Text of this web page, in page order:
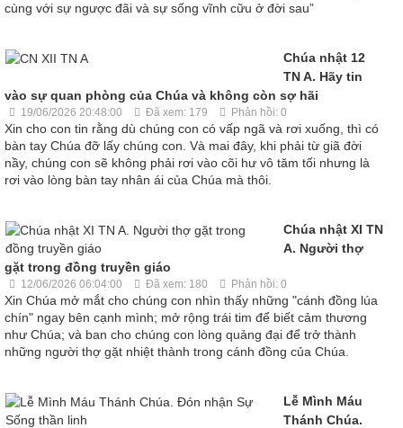
cùng với sự ngược đãi và sự sống vĩnh cữu ở đời sau”
Chúa nhật 12
TN A. Hãy tin
vào sự quan phòng của Chúa và không còn sợ hãi
19/06/2026 20:48:00 Đã xem: 179 Phản hồi: 0
Xin cho con tin rằng dù chúng con có vấp ngã và rơi xuống, thì có
bàn tay Chúa đỡ lấy chúng con. Và mai đây, khi phải từ giã đời
nầy, chúng con sẽ không phải rơi vào cõi hư vô tăm tối nhưng là
rơi vào lòng bàn tay nhân ái của Chúa mà thôi.
Chúa nhật XI TN
A. Người thợ
gặt trong đồng truyền giáo
12/06/2026 06:04:00 Đã xem: 180 Phản hồi: 0
Xin Chúa mở mắt cho chúng con nhìn thấy những "cánh đồng lúa
chín" ngay bên cạnh mình; mở rộng trái tim để biết cảm thương
như Chúa; và ban cho chúng con lòng quảng đại để trở thành
những người thợ gặt nhiệt thành trong cánh đồng của Chúa.
Lễ Mình Máu
Thánh Chúa.